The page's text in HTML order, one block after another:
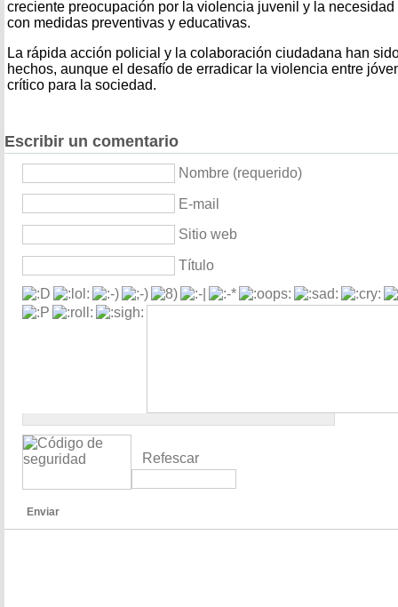
creciente preocupación por la violencia juvenil y la
con medidas preventivas y educativas.
La rápida acción policial y la colaboración ciudadana han
hechos, aunque el desafío de erradicar la violencia entre
crítico para la sociedad.
Escribir un comentario
Nombre (requerido)
E-mail
Sitio web
Título
Refescar
Enviar